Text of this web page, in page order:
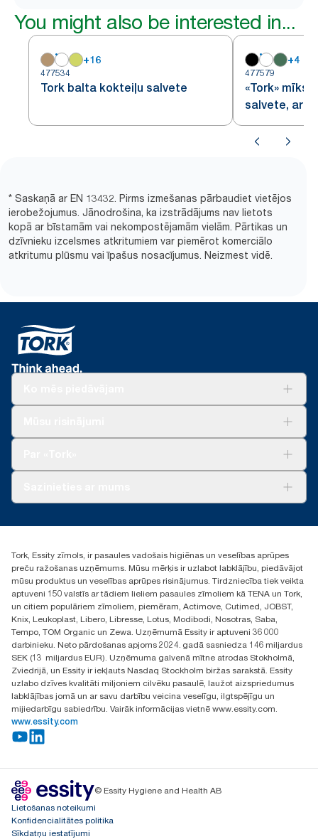
You might also be interested in...
+16
477534
Tork balta kokteiļu salvete
+4
477579
«Tork»
salvete, ar
* Saskaņā ar EN 13432. Pirms izmešanas pārbaudiet vietējos
ierobežojumus. Jānodrošina, ka izstrādājums nav lietots
kopā ar bīstamām vai nekompostējamām vielām. Pārtikas un
dzīvnieku izcelsmes atkritumiem var piemērot komerciālo
atkritumu plūsmu vai īpašus nosacījumus. Neizmest vidē.
+371 29141799
Atrast izplatītāju
Ulbrokas street 19A
Riga, Latvija
LV-1028
Tork, Essity zīmols, ir pasaules vadošais higiēnas un veselības aprūpes
preču ražošanas uzņēmums. Mūsu mērķis ir uzlabot labklājību, piedāvājot
mūsu produktus un veselības aprūpes risinājumus. Tirdzniecība tiek veikta
aptuveni 150 valstīs ar tādiem lieliem pasaules zīmoliem kā TENA un Tork,
un citiem populāriem zīmoliem, piemēram, Actimove, Cutimed, JOBST,
Knix, Leukoplast, Libero, Libresse, Lotus, Modibodi, Nosotras, Saba,
Tempo, TOM Organic un Zewa. Uzņēmumā Essity ir aptuveni 36 000
darbinieku. Neto pārdošanas apjoms 2024. gadā sasniedza 146 miljardus
SEK (13 miljardus EUR). Uzņēmuma galvenā mītne atrodas Stokholmā,
Zviedrijā, un Essity ir iekļauts Nasdaq Stockholm biržas sarakstā. Essity
uzlabo dzīves kvalitāti miljoniem cilvēku pasaulē, laužot aizspriedumus
labklājības jomā un ar savu darbību veicina veselīgu, ilgtspējīgu un
mijiedarbīgu sabiedrību. Vairāk informācijas vietnē www.essity.com.
www.essity.com
© Essity Hygiene and Health AB
Lietošanas noteikumi
Konfidencialitātes politika
Sīkdatņu iestatījumi